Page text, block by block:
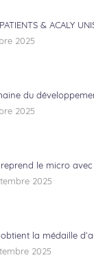
& ACALY
2025
du
2025
reprend le micro avec
2025
obtient la médaille
2025